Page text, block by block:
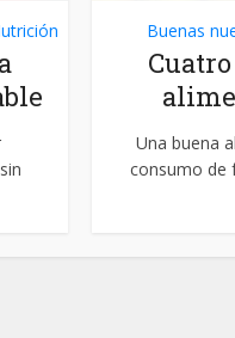
Buenas
Una buena
consumo de